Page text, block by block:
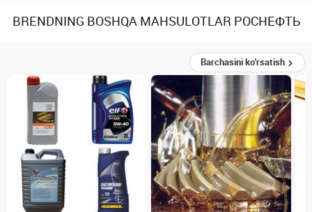
BRENDNING BOSHQA MAHSULOTLAR РОСНЕФТЬ
Barchasini ko'rsatish